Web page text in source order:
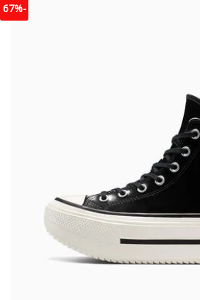
-67%